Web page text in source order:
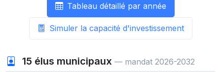
Tableau détaillé par année
Simuler la capacité d'investissement
15 élus municipaux — mandat 2026-2032